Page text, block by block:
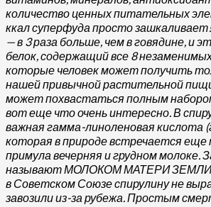
количество ценных питательных
ккал суперфуда просто
— в 3 раза больше, чем в говядине, и
белок, содержащий все 8
которые человек может получить
нашей привычной растительной
может похвастаться полным
вот еще что очень интересно. В
важная гамма-линоленовая кислота
которая в природе встречается еще
примула вечерняя и грудном молоке.
называют МОЛОКОМ МАТЕРИ
в Советском Союзе спирулину не
завозили из-за рубежа. Простым